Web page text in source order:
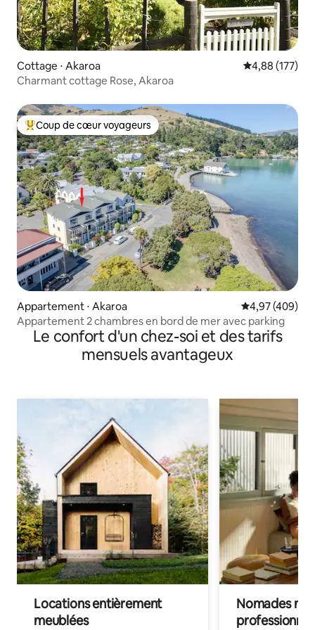
Cottage ⋅ Akaroa Évaluation
4,88 (177)
Charmant cottage Rose, Akaroa
Coups de cœur voyageurs les plus appréciés
Coup de cœur voyageurs
Appartement ⋅ Akaroa Évaluation
4,97 (409)
Appartement 2 chambres en bord de mer avec parking
Le confort d'un chez-soi et des tarifs
mensuels avantageux
Locations entièrement
meublées
Nomades